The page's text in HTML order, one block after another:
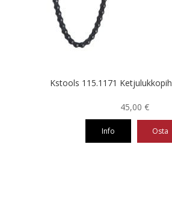
Kstools 115.1171
45,00 €
Info Osta